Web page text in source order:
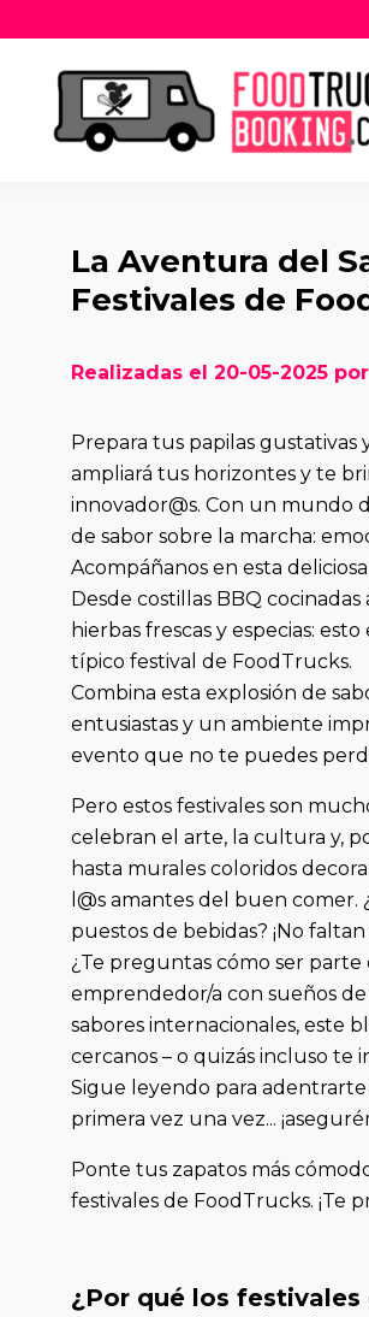
La Aventura del
Festivales de
Realizadas el 20-05-2025
Prepara tus papilas
ampliará tus horizontes y te
innovador@s. Con un mundo
de sabor sobre la marcha:
Acompáñanos en esta
Desde costillas BBQ
hierbas frescas y especias:
típico festival de FoodTrucks.
Combina esta explosión de
entusiastas y un ambiente
evento que no te puedes
Pero estos festivales son
celebran el arte, la cultura y,
hasta murales coloridos
l@s amantes del buen comer.
puestos de bebidas? ¡No
¿Te preguntas cómo ser parte
emprendedor/a con sueños
sabores internacionales, este
cercanos – o quizás incluso te
Sigue leyendo para
primera vez una vez...
Ponte tus zapatos más
festivales de FoodTrucks. ¡Te
¿Por qué los